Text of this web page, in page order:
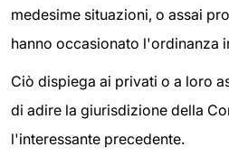
medesime situazioni, o assai
hanno occasionato l'ordinanza
Ciò dispiega ai privati o a loro
di adire la giurisdizione della
l'interessante precedente.